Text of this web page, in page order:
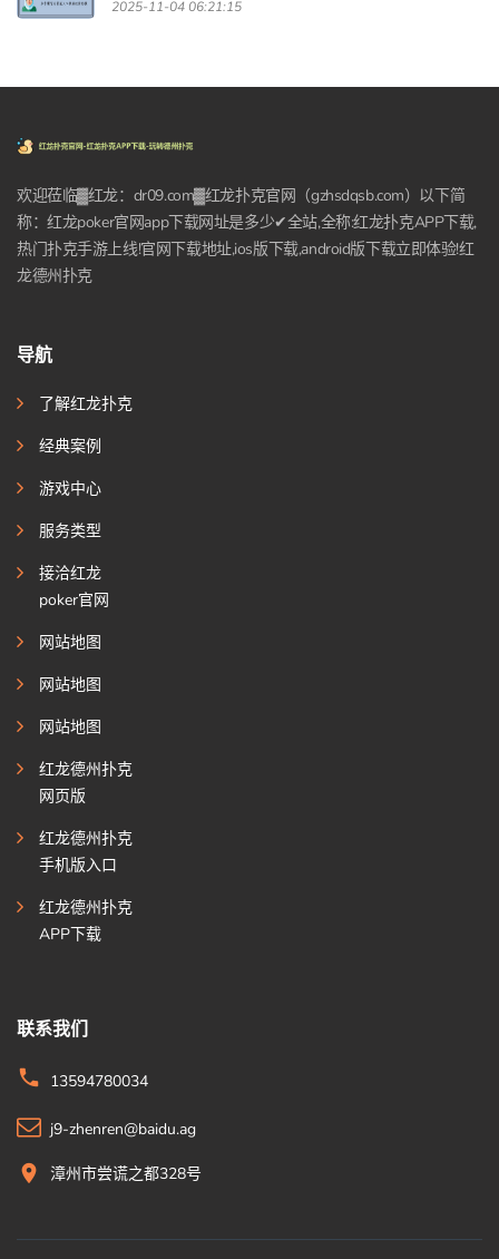
2025-11-04 06:21:15
欢迎莅临▓红龙：dr09.com▓红龙扑克官网（gzhsdqsb.com）以下简
称：红龙poker官网app下载网址是多少✔全站,全称:红龙扑克APP下载,
热门扑克手游上线!官网下载地址,ios版下载,android版下载立即体验!红
龙德州扑克
导航
了解红龙扑克
经典案例
游戏中心
服务类型
接洽红龙
poker官网
网站地图
网站地图
网站地图
红龙德州扑克
网页版
红龙德州扑克
手机版入口
红龙德州扑克
APP下载
联系我们
13594780034
j9-zhenren@baidu.ag
漳州市尝谎之都328号